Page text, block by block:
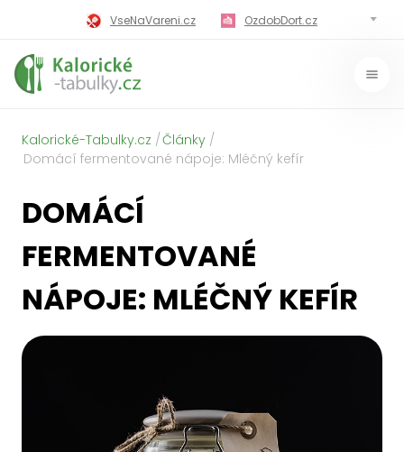
VseNaVareni.cz OzdobDort.cz
MilujiVareni.cz
MilujiCokoladu.cz
MilujiZmrzlinu.cz
Kalorické-Tabulky.cz
Články
Domácí fermentované nápoje: Mléčný kefír
DOMÁCÍ
FERMENTOVANÉ
NÁPOJE: MLÉČNÝ KEFÍR